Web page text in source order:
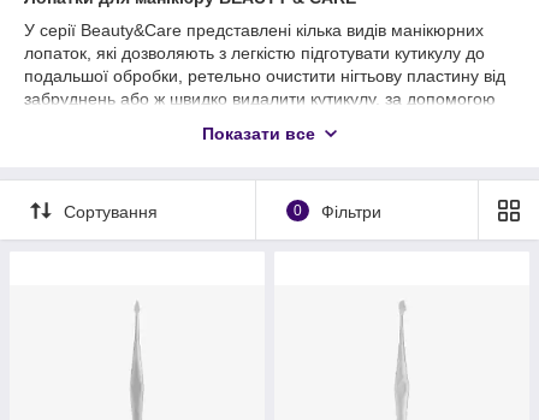
У серії Beauty&Care представлені кілька видів манікюрних
лопаток, які дозволяють з легкістю підготувати кутикулу до
подальшої обробки, ретельно очистити нігтьову пластину від
забруднень або ж швидко видалити кутикулу, за допомогою
мають зручну ромбоподібну форму, з невеликим
Показати все
Сортування 0 Фільтри